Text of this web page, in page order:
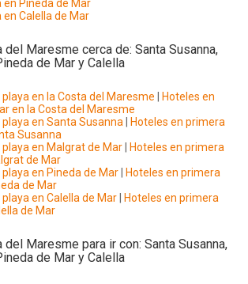
en Pineda de Mar
en Calella de Mar
Maresme cerca de: Santa Susanna,
de Mar y Calella
en la Costa del Maresme
Hoteles en
en la Costa del Maresme
en Santa Susanna
Hoteles en primera
Susanna
playa en Malgrat de Mar
Hoteles en primera
de Mar
en Pineda de Mar
Hoteles en primera
de Mar
en Calella de Mar
Hoteles en primera
de Mar
Maresme para ir con: Santa Susanna,
de Mar y Calella